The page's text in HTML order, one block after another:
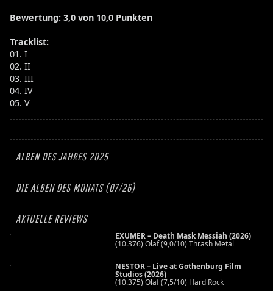
ALBEN DES JAHRES 2025
DIE ALBEN DES MONATS (07/26)
AKTUELLE REVIEWS
EXUMER – Death Mask Messiah (2026)
(10.376) Olaf (9,0/10) Thrash Metal
NESTOR – Live at Gothenburg Film
Studios (2026)
(10.375) Olaf (7,5/10) Hard Rock
Bewertung: 3,0 von 10,0 Punkten
Tracklist:
01. I
02. II
03. III
04. IV
05. V